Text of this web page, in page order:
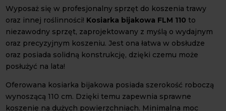
Wyposaż się w profesjonalny sprzęt do koszenia trawy
oraz innej roślinności! Kosiarka bijakowa FLM 110 to
niezawodny sprzęt, zaprojektowany z myślą o wydajnym
oraz precyzyjnym koszeniu. Jest ona łatwa w obsłudze
oraz posiada solidną konstrukcję, dzięki czemu może
posłużyć na lata!
Oferowana kosiarka bijakowa posiada szerokość roboczą
wynoszącą 110 cm. Dzięki temu zapewnia sprawne
koszenie na dużych powierzchniach. Minimalna moc